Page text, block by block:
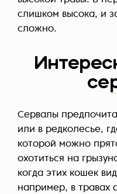
слишком высока, и
сложно.
Сервалы
или в редколесье,
которой можно
охотиться на
когда этих кошек
например, в травах